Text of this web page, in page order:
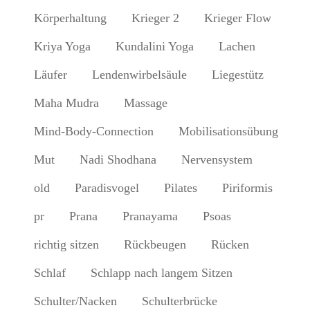
Körperhaltung Krieger 2 Krieger Flow
Kriya Yoga Kundalini Yoga Lachen
Läufer Lendenwirbelsäule Liegestütz
Maha Mudra Massage
Mind-Body-Connection Mobilisationsübung
Mut Nadi Shodhana Nervensystem
old Paradisvogel Pilates Piriformis
pr Prana Pranayama Psoas
richtig sitzen Rückbeugen Rücken
Schlaf Schlapp nach langem Sitzen
Schulter/Nacken Schulterbrücke